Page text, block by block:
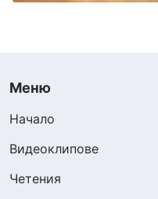
Меню
Начало
Видеоклипове
Четения